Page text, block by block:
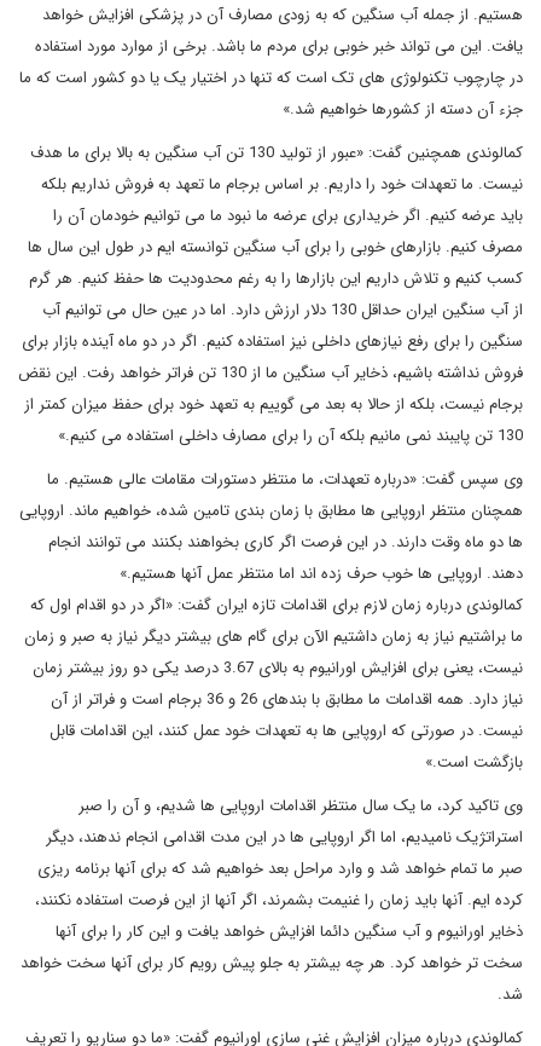
هستیم. از جمله آب سنگین که به زودی مصارف آن در پزشکی افزایش خواهد
یافت. این می تواند خبر خوبی برای مردم ما باشد. برخی از موارد مورد استفاده
در چارچوب تکنولوژی های تک است که تنها در اختیار یک یا دو کشور است که ما
جزء آن دسته از کشورها خواهیم شد.»
کمالوندی همچنین گفت: «عبور از تولید 130 تن آب سنگین به بالا برای ما هدف
نیست. ما تعهدات خود را داریم. بر اساس برجام ما تعهد به فروش نداریم بلکه
باید عرضه کنیم. اگر خریداری برای عرضه ما نبود ما می توانیم خودمان آن را
مصرف کنیم. بازارهای خوبی را برای آب سنگین توانسته ایم در طول این سال ها
کسب کنیم و تلاش داریم این بازارها را به رغم محدودیت ها حفظ کنیم. هر گرم
از آب سنگین ایران حداقل 130 دلار ارزش دارد. اما در عین حال می توانیم آب
سنگین را برای رفع نیازهای داخلی نیز استفاده کنیم. اگر در دو ماه آینده بازار برای
فروش نداشته باشیم، ذخایر آب سنگین ما از 130 تن فراتر خواهد رفت. این نقض
برجام نیست، بلکه از حالا به بعد می گوییم به تعهد خود برای حفظ میزان کمتر از
130 تن پایبند نمی مانیم بلکه آن را برای مصارف داخلی استفاده می کنیم.»
وی سپس گفت: «درباره تعهدات، ما منتظر دستورات مقامات عالی هستیم. ما
همچنان منتظر اروپایی ها مطابق با زمان بندی تامین شده، خواهیم ماند. اروپایی
ها دو ماه وقت دارند. در این فرصت اگر کاری بخواهند بکنند می توانند انجام
دهند. اروپایی ها خوب حرف زده اند اما منتظر عمل آنها هستیم.»
کمالوندی درباره زمان لازم برای اقدامات تازه ایران گفت: «اگر در دو اقدام اول که
ما براشتیم نیاز به زمان داشتیم الآن برای گام های بیشتر دیگر نیاز به صبر و زمان
نیست، یعنی برای افزایش اورانیوم به بالای 3.67 درصد یکی دو روز بیشتر زمان
نیاز دارد. همه اقدامات ما مطابق با بندهای 26 و 36 برجام است و فراتر از آن
نیست. در صورتی که اروپایی ها به تعهدات خود عمل کنند، این اقدامات قابل
بازگشت است.»
وی تاکید کرد، ما یک سال منتظر اقدامات اروپایی ها شدیم، و آن را صبر
استراتژیک نامیدیم، اما اگر اروپایی ها در این مدت اقدامی انجام ندهند، دیگر
صبر ما تمام خواهد شد و وارد مراحل بعد خواهیم شد که برای آنها برنامه ریزی
کرده ایم. آنها باید زمان را غنیمت بشمرند، اگر آنها از این فرصت استفاده نکنند،
ذخایر اورانیوم و آب سنگین دائما افزایش خواهد یافت و این کار را برای آنها
سخت تر خواهد کرد. هر چه بیشتر به جلو پیش رویم کار برای آنها سخت خواهد
شد.
کمالوندی درباره میزان افزایش غنی سازی اورانیوم گفت: «ما دو سناریو را تعریف